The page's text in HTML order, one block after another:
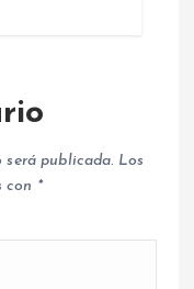
será publicada. Los
con *